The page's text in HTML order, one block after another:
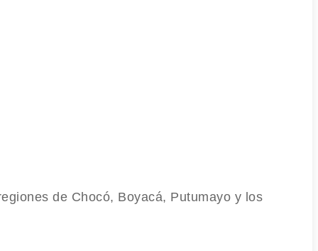
de Chocó, Boyacá, Putumayo y los